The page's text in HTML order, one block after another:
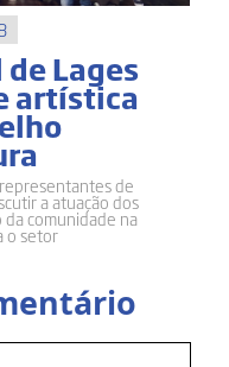
Lages
artística
de
a atuação dos
da comunidade na
o setor